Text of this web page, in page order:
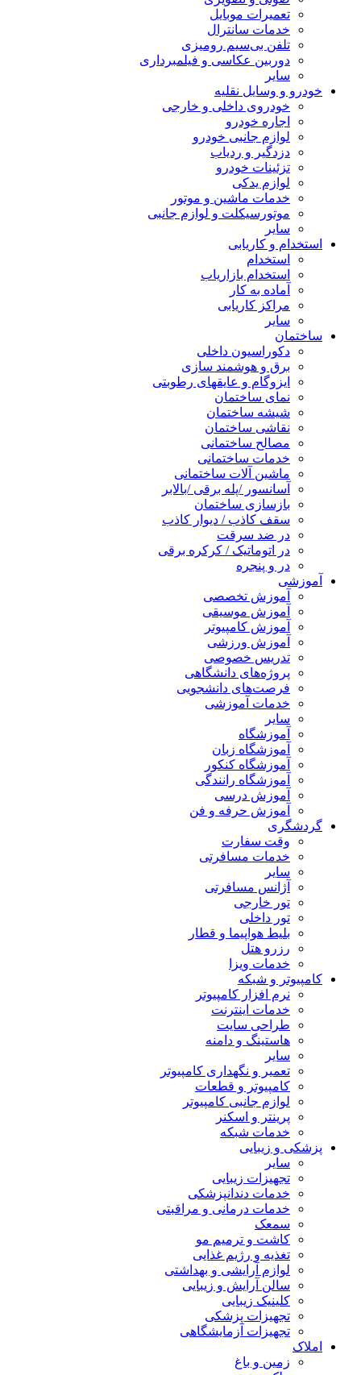
تعمیرات موبایل
خدمات سانترال
تلفن بی‌سیم رومیزی
دوربین عکاسی و فیلمبرداری
سایر
خودرو و وسایل نقلیه
خودروی داخلی و خارجی
اجاره خودرو
لوازم جانبی خودرو
دزدگیر و ردیاب
تزئینات خودرو
لوازم یدکی
خدمات ماشین و موتور
موتورسیکلت و لوازم جانبی
سایر
استخدام و کاریابی
استخدام
استخدام بازاریاب
آماده به کار
مراکز کاریابی
سایر
ساختمان
دکوراسیون داخلی
برق و هوشمند سازی
ایزوگام و عایقهای رطوبتی
نمای ساختمان
شیشه ساختمان
نقاشی ساختمان
مصالح ساختمانی
خدمات ساختمانی
ماشین آلات ساختمانی
آسانسور /پله برقی /بالابر
بازسازی ساختمان
سقف کاذب / دیوار کاذب
در ضد سرقت
در اتوماتیک / کرکره برقی
در و پنجره
آموزشی
آموزش تخصصی
آموزش موسیقی
آموزش کامپیوتر
آموزش ورزشی
تدریس خصوصی
پروژه‌های دانشگاهی
فرصت‌های دانشجویی
خدمات آموزشی
سایر
آموزشگاه
آموزشگاه زبان
آموزشگاه کنکور
آموزشگاه رانندگی
آموزش درسی
آموزش حرفه و فن
گردشگری
وقت سفارت
خدمات مسافرتی
سایر
آژانس مسافرتی
تور خارجی
تور داخلی
بلیط هواپیما و قطار
رزرو هتل
خدمات ویزا
کامپیوتر و شبکه
نرم افزار کامپیوتر
خدمات اینترنت
طراحی سایت
هاستینگ و دامنه
سایر
تعمیر و نگهداری کامپیوتر
کامپیوتر و قطعات
لوازم جانبی کامپیوتر
پرینتر و اسکنر
خدمات شبکه
پزشکی و زیبایی
سایر
تجهیزات زیبایی
خدمات دندانپزشکی
خدمات درمانی و مراقبتی
سمعک
کاشت و ترمیم مو
تغذیه و رژیم غذایی
لوازم آرایشی و بهداشتی
سالن آرایش و زیبایی
کلینیک زیبایی
تجهیزات پزشکی
تجهیزات آزمایشگاهی
املاک
زمین و باغ